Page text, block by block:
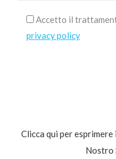
Accetto il
privacy policy
Clicca qui per
Nostro